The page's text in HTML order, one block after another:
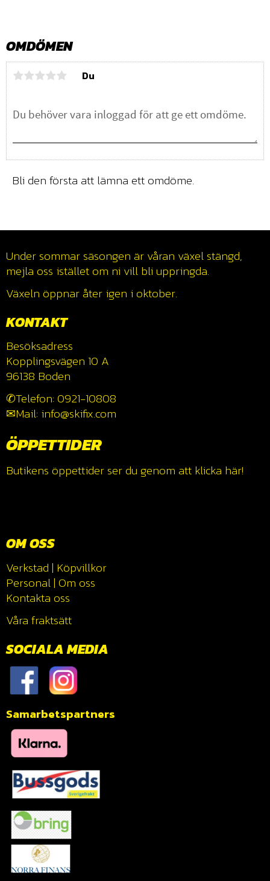
OMDÖMEN
Du
Bli den första att lämna ett omdöme.
Under sommar säsongen är våran växel stängd,
mejla oss istället om ni vill bli uppringda.
Växeln öppnar åter igen i oktober.
KONTAKT
Besöksadress
Kopplingsvägen 10 A
96138 Boden
✆Telefon: 0921-10808
✉Mail: info@skifix.com
ÖPPETTIDER
Butikens öppettider ser du genom att klicka här!
OM OSS
Verkstad | Köpvillkor
Personal| Om oss
Kontakta oss
Våra fraktsätt
SOCIALA MEDIA
Samarbetspartners